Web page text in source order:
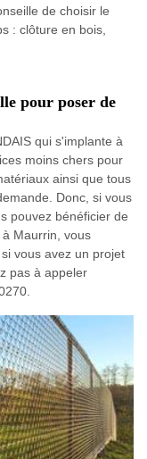
de choisir le
: clôture en bois,
pour poser de
qui s'implante à
moins chers pour
ainsi que tous
Donc, si vous
pouvez bénéficier de
à Maurrin, vous
vous avez un projet
pas à appeler